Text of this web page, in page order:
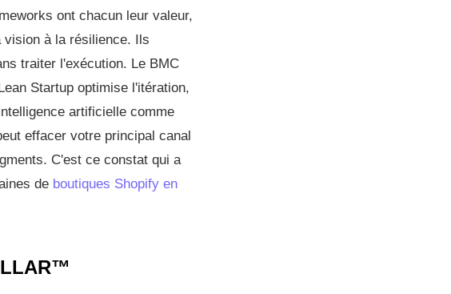
ont chacun leur valeur,
vision à la résilience. Ils
traiter l'exécution. Le BMC
Startup optimise l'itération,
artificielle comme
effacer votre principal canal
C'est ce constat qui a
de boutiques Shopify en